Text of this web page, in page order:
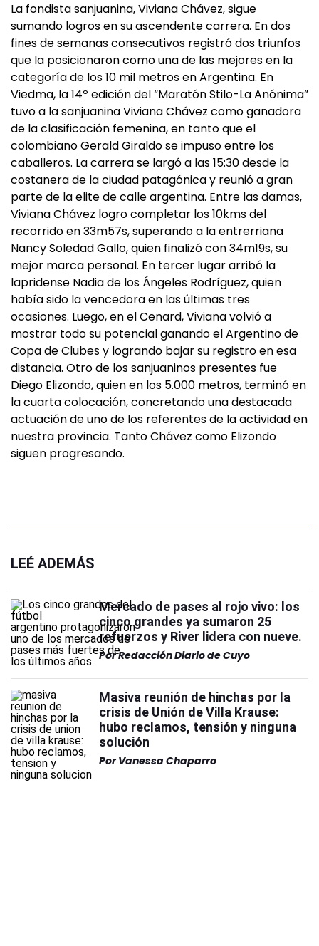
La fondista sanjuanina, Viviana Chávez, sigue
sumando logros en su ascendente carrera. En dos
fines de semanas consecutivos registró dos triunfos
que la posicionaron como una de las mejores en la
categoría de los 10 mil metros en Argentina. En
Viedma, la 14º edición del “Maratón Stilo-La Anónima”
tuvo a la sanjuanina Viviana Chávez como ganadora
de la clasificación femenina, en tanto que el
colombiano Gerald Giraldo se impuso entre los
caballeros. La carrera se largó a las 15:30 desde la
costanera de la ciudad patagónica y reunió a gran
parte de la elite de calle argentina. Entre las damas,
Viviana Chávez logro completar los 10kms del
recorrido en 33m57s, superando a la entrerriana
Nancy Soledad Gallo, quien finalizó con 34m19s, su
mejor marca personal. En tercer lugar arribó la
lapridense Nadia de los Ángeles Rodríguez, quien
había sido la vencedora en las últimas tres
ocasiones. Luego, en el Cenard, Viviana volvió a
mostrar todo su potencial ganando el Argentino de
Copa de Clubes y logrando bajar su registro en esa
distancia. Otro de los sanjuaninos presentes fue
Diego Elizondo, quien en los 5.000 metros, terminó en
la cuarta colocación, concretando una destacada
actuación de uno de los referentes de la actividad en
nuestra provincia. Tanto Chávez como Elizondo
siguen progresando.
LEÉ ADEMÁS
Mercado de pases al rojo vivo: los
cinco grandes ya sumaron 25
refuerzos y River lidera con nueve.
PorRedacción Diario de Cuyo
Masiva reunión de hinchas por la
crisis de Unión de Villa Krause:
hubo reclamos, tensión y ninguna
solución
Por Vanessa Chaparro